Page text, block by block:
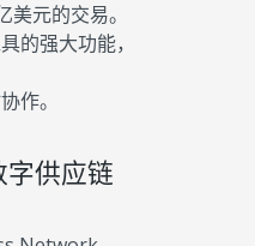
元的交易。
的强大功能，
作。
供应链